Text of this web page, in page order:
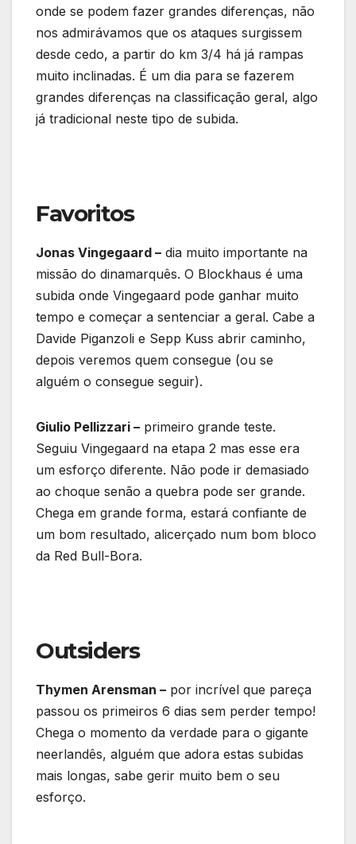
onde se podem fazer grandes diferenças, não
nos admirávamos que os ataques surgissem
desde cedo, a partir do km 3/4 há já rampas
muito inclinadas. É um dia para se fazerem
grandes diferenças na classificação geral, algo
já tradicional neste tipo de subida.
Favoritos
Jonas Vingegaard – dia muito importante na
missão do dinamarquês. O Blockhaus é uma
subida onde Vingegaard pode ganhar muito
tempo e começar a sentenciar a geral. Cabe a
Davide Piganzoli e Sepp Kuss abrir caminho,
depois veremos quem consegue (ou se
alguém o consegue seguir).
Giulio Pellizzari – primeiro grande teste.
Seguiu Vingegaard na etapa 2 mas esse era
um esforço diferente. Não pode ir demasiado
ao choque senão a quebra pode ser grande.
Chega em grande forma, estará confiante de
um bom resultado, alicerçado num bom bloco
da Red Bull-Bora.
Outsiders
Thymen Arensman – por incrível que pareça
passou os primeiros 6 dias sem perder tempo!
Chega o momento da verdade para o gigante
neerlandês, alguém que adora estas subidas
mais longas, sabe gerir muito bem o seu
esforço.